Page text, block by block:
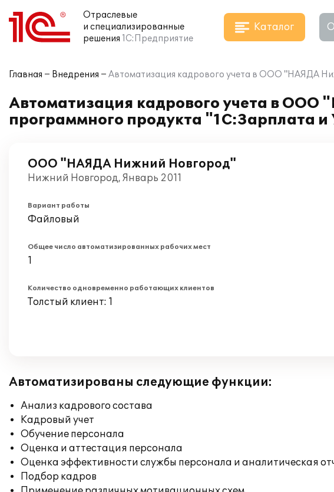
Отраслевые
и специализированные
решения 1С:Предприятие
Каталог
Главная Внедрения Автоматизация кадрового учета в ООО "НАЯДА
Автоматизация кадрового учета в
программного продукта "1С:Зарплата
ООО "НАЯДА Нижний Новгород"
Нижний Новгород, Январь 2011
Вариант работы
Файловый
Общее число автоматизированных рабочих мест
1
Количество одновременно работающих клиентов
Толстый клиент: 1
Автоматизированы следующие функции:
Анализ кадрового состава
Кадровый учет
Обучение персонала
Оценка и аттестация персонала
Оценка эффективности службы персонала и аналитическая
Подбор кадров